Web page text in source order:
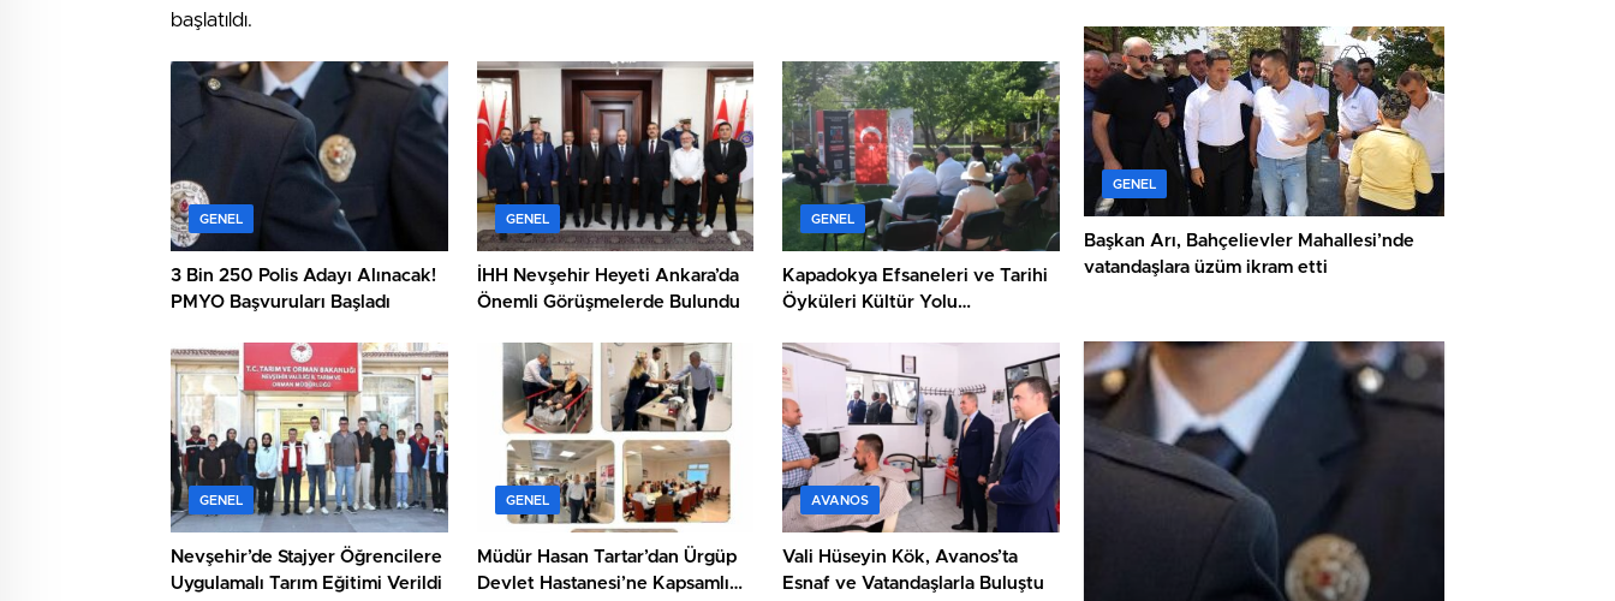
başlatıldı.
GENEL
3 Bin 250 Polis Adayı Alınacak!
PMYO Başvuruları Başladı
GENEL
İHH Nevşehir Heyeti Ankara’da
Önemli Görüşmelerde Bulundu
GENEL
Kapadokya Efsaneleri ve Tarihi
Öyküleri Kültür Yolu
GENEL
Nevşehir’de Stajyer Öğrencilere
Uygulamalı Tarım Eğitimi Verildi
GENEL
Müdür Hasan Tartar’dan Ürgüp
Devlet Hastanesi’ne Kapsamlı
AVANOS
Vali Hüseyin Kök, Avanos’ta
Esnaf ve Vatandaşlarla Buluştu
GENEL
Başkan Arı, Bahçelievler Mahallesi’nde
vatandaşlara üzüm ikram etti